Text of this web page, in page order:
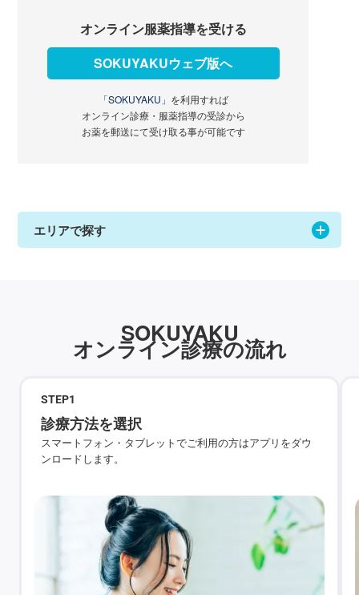
オンライン服薬指導を受ける
SOKUYAKUウェブ版へ
「SOKUYAKU」 を利用すれば
オンライン診療・服薬指導の受診から
お薬を郵送にて受け取る事が可能です
エリアで探す
SOKUYAKU
オンライン診療の流れ
STEP1
診療方法を選択
スマートフォン・タブレットでご利用の方はアプリをダウ
ンロードします。